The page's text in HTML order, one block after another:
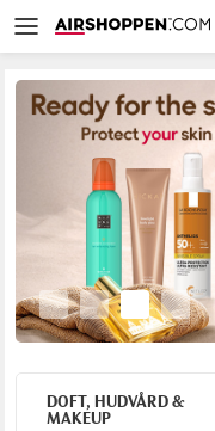
DOFT, HUDVÅRD &
MAKEUP